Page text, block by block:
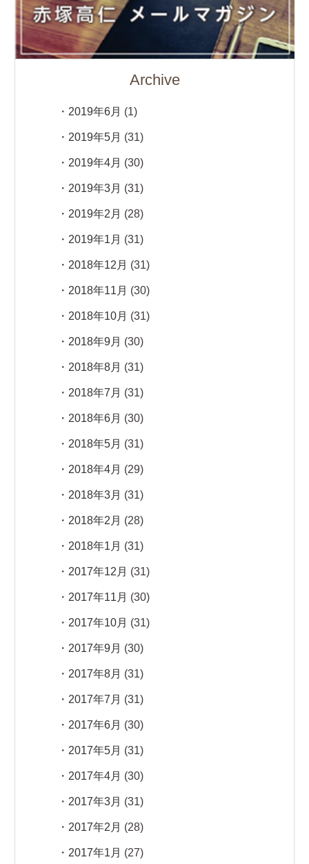
Archive
2019年6月 (1)
2019年5月 (31)
2019年4月 (30)
2019年3月 (31)
2019年2月 (28)
2019年1月 (31)
2018年12月 (31)
2018年11月 (30)
2018年10月 (31)
2018年9月 (30)
2018年8月 (31)
2018年7月 (31)
2018年6月 (30)
2018年5月 (31)
2018年4月 (29)
2018年3月 (31)
2018年2月 (28)
2018年1月 (31)
2017年12月 (31)
2017年11月 (30)
2017年10月 (31)
2017年9月 (30)
2017年8月 (31)
2017年7月 (31)
2017年6月 (30)
2017年5月 (31)
2017年4月 (30)
2017年3月 (31)
2017年2月 (28)
2017年1月 (27)